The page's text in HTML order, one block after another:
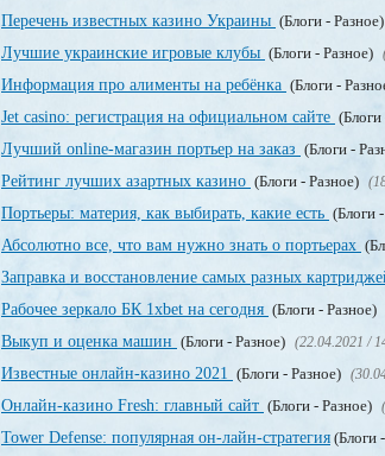
Перечень известных казино Украины (Блоги - Разное)
Лучшие украинские игровые клубы (Блоги - Разное)
Информация про алименты на ребёнка (Блоги -
Jet casino: регистрация на официальном сайте (Блоги
Лучший online-магазин портьер на заказ (Блоги -
Рейтинг лучших азартных казино (Блоги - Разное)
Портьеры: материя, как выбирать, какие есть (Блоги
Абсолютно все, что вам нужно знать о портьерах
Заправка и восстановление самых разных
Рабочее зеркало БК 1xbet на сегодня (Блоги - Разное)
Выкуп и оценка машин (Блоги - Разное) (22.04.2021 /
Известные онлайн-казино 2021 (Блоги - Разное)
Онлайн-казино Fresh: главный сайт (Блоги - Разное)
Tower Defense: популярная он-лайн-стратегия (Блоги